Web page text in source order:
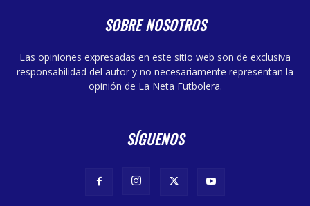
SOBRE NOSOTROS
Las opiniones expresadas en este sitio web son de exclusiva
responsabilidad del autor y no necesariamente representan la
opinión de La Neta Futbolera.
SÍGUENOS